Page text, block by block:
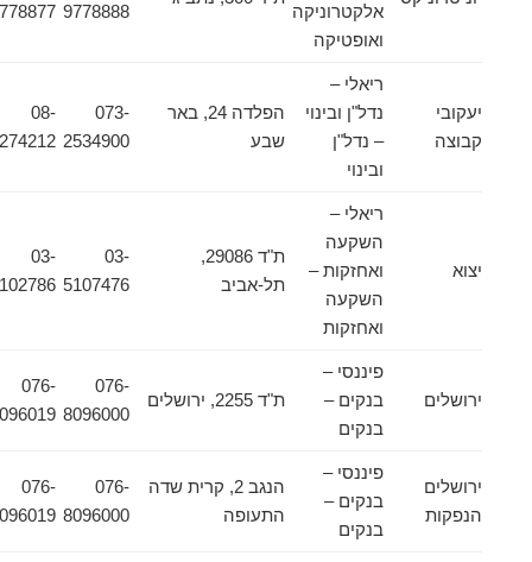
אלקטרוניקה
ואופטיקה
9778888
9778877
יעקובי
קבוצה
ריאלי –
נדל"ן ובינוי
– נדל"ן
ובינוי
הפלדה 24, באר
שבע
073-
2534900
6274212
ריאלי –
השקעה
ואחזקות –
השקעה
ואחזקות
ת"ד 29086,
תל-אביב
5107476
5102786
ירושלים
פיננסי –
בנקים –
בנקים
076-
8096000
076-
8096019
ירושלים
הנפקות
פיננסי –
בנקים –
בנקים
הנגב 2, קרית שדה
התעופה
076-
8096000
076-
8096019